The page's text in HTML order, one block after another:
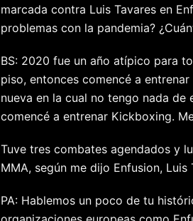
marcada contra Luis Tavares en
problemas con la pandemia?
BS: 2020 fue un año atípico para
piso, entonces comencé a
nueva en la cual no tengo nada de
comencé a entrenar Kickboxing.
Tuve tres combates agendados y
MMA, según me dijo Enfusion,
PA: Hablemos un poco de tu